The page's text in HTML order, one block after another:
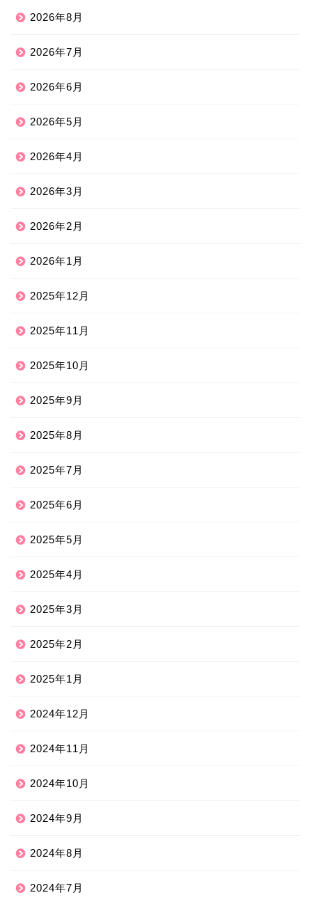
2026年8月
2026年7月
2026年6月
2026年5月
2026年4月
2026年3月
2026年2月
2026年1月
2025年12月
2025年11月
2025年10月
2025年9月
2025年8月
2025年7月
2025年6月
2025年5月
2025年4月
2025年3月
2025年2月
2025年1月
2024年12月
2024年11月
2024年10月
2024年9月
2024年8月
2024年7月